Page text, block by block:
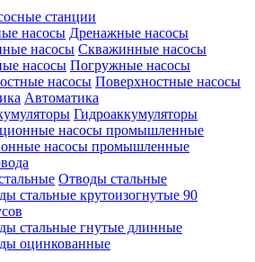
станции
Дренажные насосы
Скважинные насосы
Погружные насосы
Поверхностные насосы
Автоматика
Гидроаккумуляторы
насосы промышленные
Отводы стальные
стальные крутоизогнутые 90
стальные гнутые длинные
оцинкованные